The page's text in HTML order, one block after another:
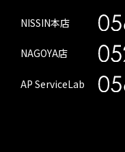
NISSIN本店
NAGOYA店
AP ServiceLab